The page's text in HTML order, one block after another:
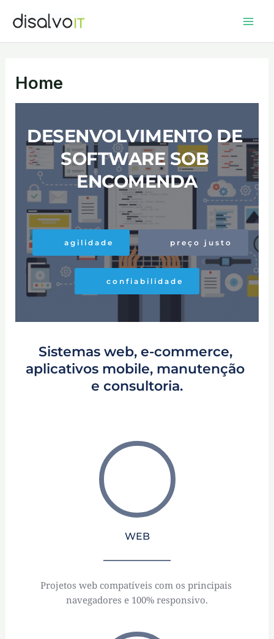
para
o
Home
DESENVOLVIMENTO DE
SOFTWARE SOB
ENCOMENDA
agilidade preço justo
confiabilidade
Sistemas web, e-commerce,
aplicativos mobile, manutenção
e consultoria.
WEB
Projetos web compatíveis com os principais
navegadores e 100% responsivo.